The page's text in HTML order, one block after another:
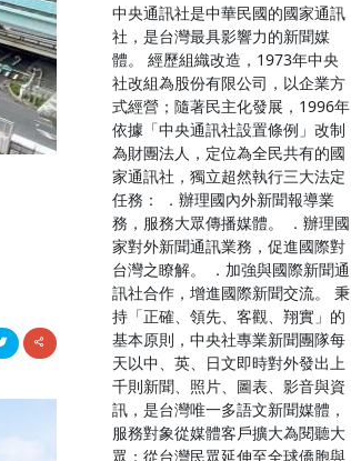
中央通訊社是中華民國的國家通訊
社，是台灣最具影響力的新聞媒
體。 經歷組織改造，1973年中央
社改組為股份有限公司，以企業方
式經營；隨著民主化發展，1996年
依據「中央通訊社設置條例」改制
為財團法人，定位為全民共有的國
家通訊社，獨立超然執行三大法定
任務： ．辦理國內外新聞報導業
務，服務大眾傳播媒體。 ．辦理國
家對外新聞通訊業務，促進國際對
台灣之瞭解。 ．加強與國際新聞通
訊社合作，增進國際新聞交流。 秉
持「正確、領先、客觀、翔實」的
基本原則，中央社專業新聞團隊每
天以中、英、日文即時對外發出上
千則新聞、照片、圖表、影音與資
訊，是台灣唯一多語文新聞媒體，
服務對象從媒體客戶擴大為閱聽大
眾；從台灣民眾延伸至全球僑胞與